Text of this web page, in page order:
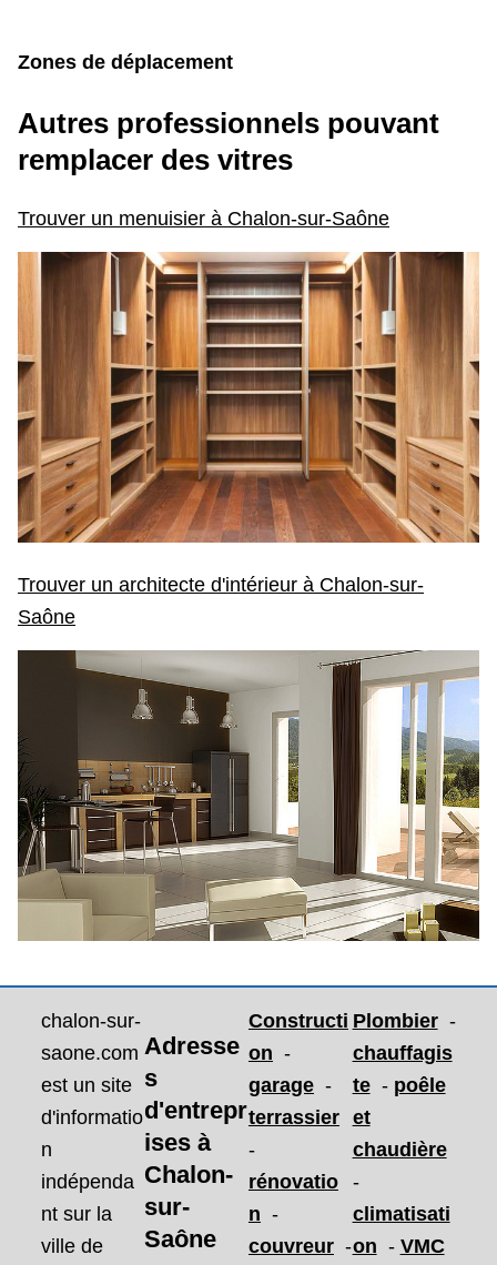
Zones de déplacement
Autres professionnels pouvant
remplacer des vitres
Trouver un menuisier à Chalon-sur-Saône
Trouver un architecte d'intérieur à Chalon-sur-
Saône
chalon-sur-
saone.com
est un site
d'informatio
n
indépenda
nt sur la
ville de
Adresse
s
d'entrepr
isesà
Chalon-
sur-
Saône
Constructi
on -
garage -
terrassier
-
rénovatio
n -
couvreur -
Plombier -
chauffagis
te - poêle
et
chaudière
-
climatisati
on - VMC